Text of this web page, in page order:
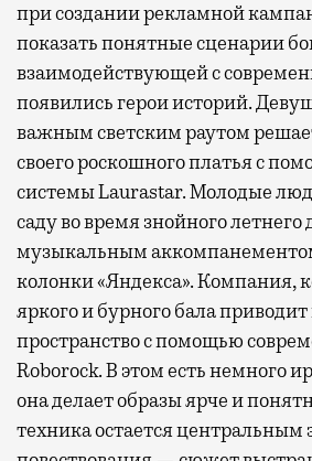
при создании рекламной
показать понятные сценарии
взаимодействующей с
появились герои историй.
важным светским раутом
своего роскошного платья с
системы Laurastar. Молодые
саду во время знойного летнего
музыкальным
колонки «Яндекса». Компания,
яркого и бурного бала
пространство с помощью
Roborock. В этом есть немного
она делает образы ярче и
техника остается центральным